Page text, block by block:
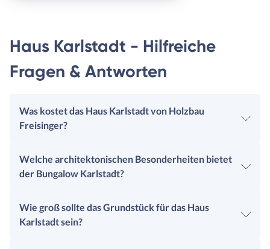
Haus Karlstadt - Hilfreiche
Fragen & Antworten
Was kostet das Haus Karlstadt von Holzbau
Freisinger?
Welche architektonischen Besonderheiten bietet
der Bungalow Karlstadt?
Wie groß sollte das Grundstück für das Haus
Karlstadt sein?